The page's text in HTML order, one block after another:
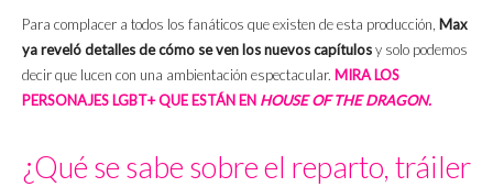
Para complacer a todos los fanáticos que existen de esta producción, Max
ya reveló detalles de cómo se ven los nuevos capítulosy solo podemos
decir que lucen con una ambientación espectacular. MIRA LOS
PERSONAJES LGBT+ QUE ESTÁN EN HOUSE OF THE DRAGON.
¿Qué se sabe sobre el reparto, tráiler